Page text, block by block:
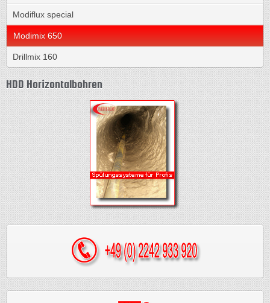
Modiflux special
Modimix 650
Drillmix 160
HDD Horizontalbohren